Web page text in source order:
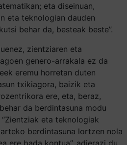
eta diseinuan,
eta teknologian dauden
behar da, besteak beste”.
zientziaren eta
genero-arrakala ez da
eremu horretan duten
txikiagora, baizik eta
ere, eta, beraz,
da berdintasuna modu
eta teknologiak
berdintasuna lortzen nola
ere bada kontua”, adierazi du.